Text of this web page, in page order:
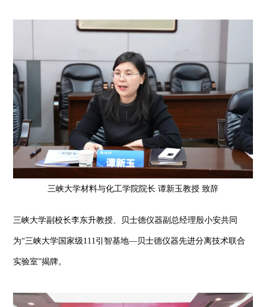
三峡大学材料与化工学院院长 谭新玉教授 致辞
三峡大学副校长李东升教授、贝士德仪器副总经理殷小安共同
为“三峡大学国家级111引智基地—贝士德仪器先进分离技术联合
实验室”揭牌。